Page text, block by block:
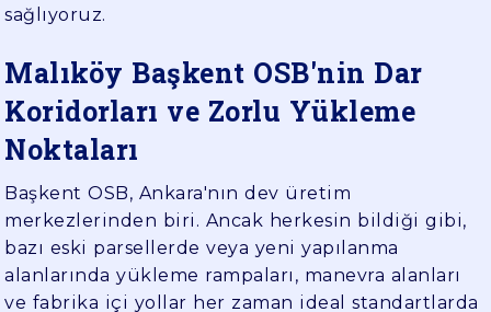
sağlıyoruz.
Malıköy Başkent OSB'nin Dar
Koridorları ve Zorlu Yükleme
Noktaları
Başkent OSB, Ankara'nın dev üretim
merkezlerinden biri. Ancak herkesin bildiği gibi,
bazı eski parsellerde veya yeni yapılanma
alanlarında yükleme rampaları, manevra alanları
ve fabrika içi yollar her zaman ideal standartlarda